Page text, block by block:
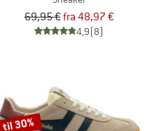
69,95 €fra 48,97 €
4,9(8)
til 30%